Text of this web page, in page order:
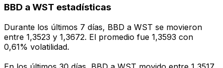
BBD a WST estadísticas
Durante los últimos 7 días, BBD a WST se movieron
entre 1,3523 y 1,3672. El promedio fue 1,3593 con
0,61% volatilidad.